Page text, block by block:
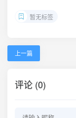
暂无标签
上一篇
评论 (0)